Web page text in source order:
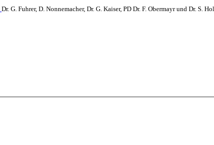
Dr. G. Fuhrer, D. Nonnemacher, Dr. G. Kaiser, PD Dr. F. Obermayr und Dr. S.